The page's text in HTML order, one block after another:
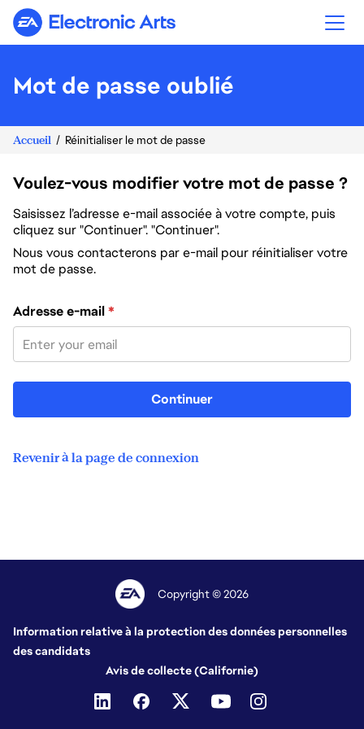
Electronic Arts
Mot de passe oublié
Accueil Réinitialiser le mot de passe
Voulez-vous modifier votre mot de passe ?
Saisissez l’adresse e-mail associée à votre compte, puis
cliquez sur "Continuer". "Continuer".
Nous vous contacterons par e-mail pour réinitialiser votre
mot de passe.
Réinitialiser le mot de passe avec votre e-mail
Adresse e-mail*
Continuer
Revenir à la page de connexion
Copyright © 2026
Information relative à la protection des données personnelles
des candidats
Avis de collecte (Californie)